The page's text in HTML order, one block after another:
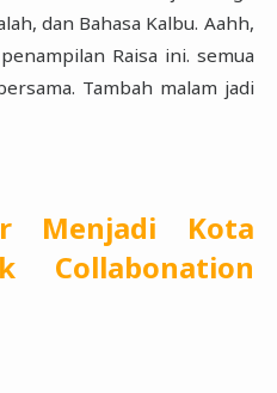
‎dan Bahasa Kalbu. Aahh,
Raisa ini. semua
Tambah malam jadi
Menjadi Kota
Collabonation